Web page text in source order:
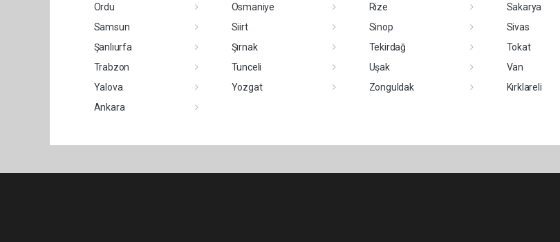
Ordu
Osmaniye Rize
Sakarya
Samsun
Siirt Sinop
Sivas
Şanlıurfa
Şırnak Tekirdağ
Tokat
Trabzon
Tunceli Uşak
Van
Yalova
Yozgat Zonguldak
Kırklareli
Ankara